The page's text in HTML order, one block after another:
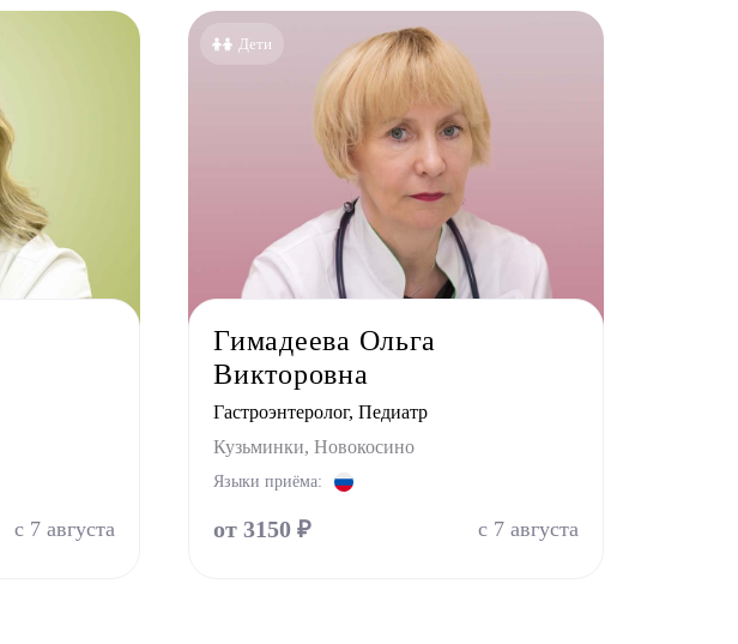
с 7 августа
Дети
Гимадеева Ольга
Викторовна
Гастроэнтеролог, Педиатр
Кузьминки, Новокосино
Языки приёма:
от 3150 ₽ с 7 августа